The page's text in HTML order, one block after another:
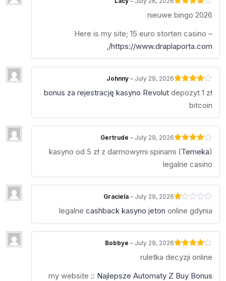
out of 5
nieuwe bingo 2026
Here is my site; 15 euro storten casino –
https://www.draplaporta.com/
out of 5
Johnny– July 29, 2026
bonus za rejestrację kasyno Revolut depozyt 1 zł
bitcoin
out of 5
Gertrude– July 29, 2026
kasyno od 5 zł z darmowymi spinami (Temeka)
legalne casino
1
Graciela– July 29, 2026
legalne cashback kasyno jeton online gdynia
out of 5
Bobbye– July 29, 2026
ruletka decyzji online
my website :: Najlepsze Automaty Z Buy Bonus